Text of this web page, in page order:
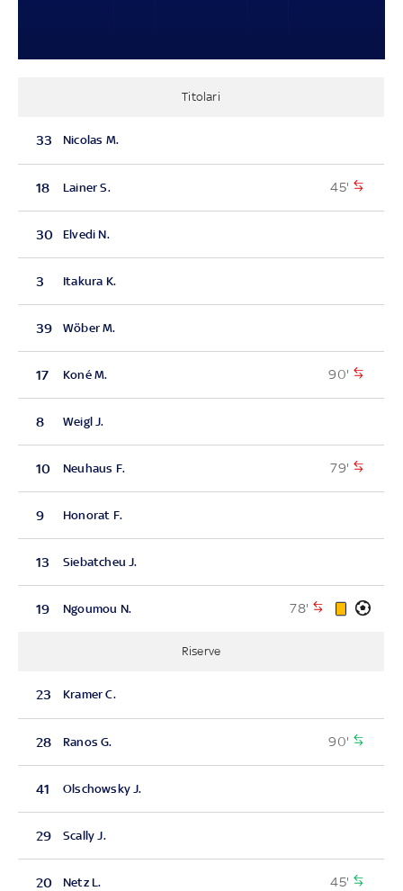
Titolari
33 Nicolas M.
18 Lainer S. 45'
30 Elvedi N.
3 Itakura K.
39 Wöber M.
17 Koné M. 90'
8 Weigl J.
10 Neuhaus F. 79'
9 Honorat F.
13 Siebatcheu J.
19 Ngoumou N. 78'
Riserve
23 Kramer C.
28 Ranos G. 90'
41 Olschowsky J.
29 Scally J.
20 Netz L. 45'